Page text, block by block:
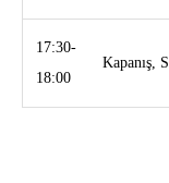
17:30-
18:00
Kapanış,